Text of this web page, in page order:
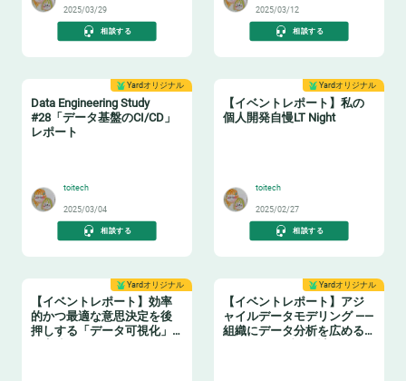
2025/03/29
相談する
2025/03/12
相談する
Yardオリジナル
Data Engineering Study
#28「データ基盤のCI/CD」
レポート
toitech
2025/03/04
相談する
Yardオリジナル
【イベントレポート】私の
個人開発自慢LT Night
toitech
2025/02/27
相談する
Yardオリジナル
【イベントレポート】効率
的かつ最適な意思決定を後
押しする「データ可視化」
Yardオリジナル
【イベントレポート】アジ
ャイルデータモデリング ——
組織にデータ分析を広める